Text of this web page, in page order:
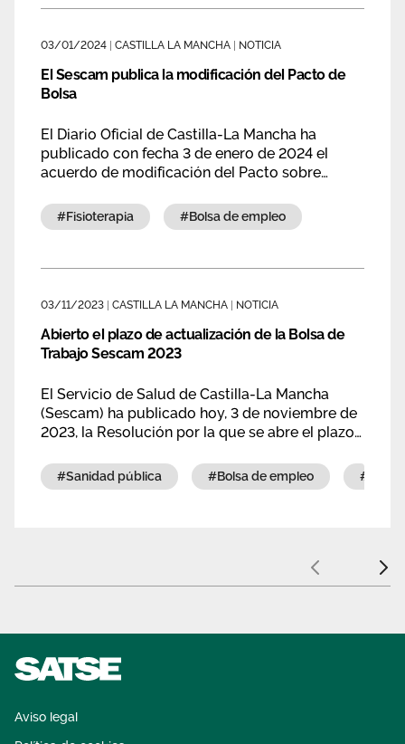
03/01/2024 CASTILLA LA MANCHA NOTICIA
El Sescam publica la modificación del Pacto de
Bolsa
El Diario Oficial de Castilla-La Mancha ha
publicado con fecha 3 de enero de 2024 el
acuerdo de modificación del Pacto sobre
#fisioterapia #bolsa de empleo
03/11/2023 CASTILLA LA MANCHA NOTICIA
Abierto el plazo de actualización de la Bolsa de
Trabajo Sescam 2023
El Servicio de Salud de Castilla-La Mancha
(Sescam) ha publicado hoy, 3 de noviembre de
2023, la Resolución por la que se abre el plazo
inscrito en la Bolsa de Trabajo y también para
nuevas inscripciones.
#sanidad pública #bolsa de empleo
Anterior
Aviso legal